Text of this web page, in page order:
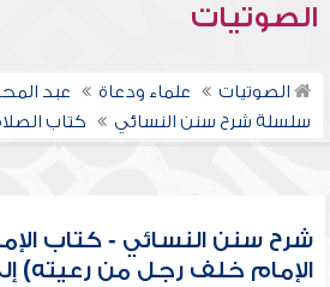
الصوتيات
الصوتيات علماء ودعاة
عبد
سلسلة شرح سنن النسائي
كتاب
شرح سنن النسائي - كتاب
الإمام خلف رجل من رعيته)